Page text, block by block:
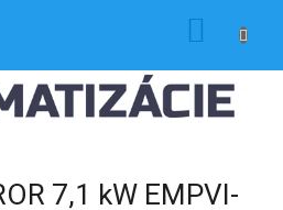
7,1 kW EMPVI-